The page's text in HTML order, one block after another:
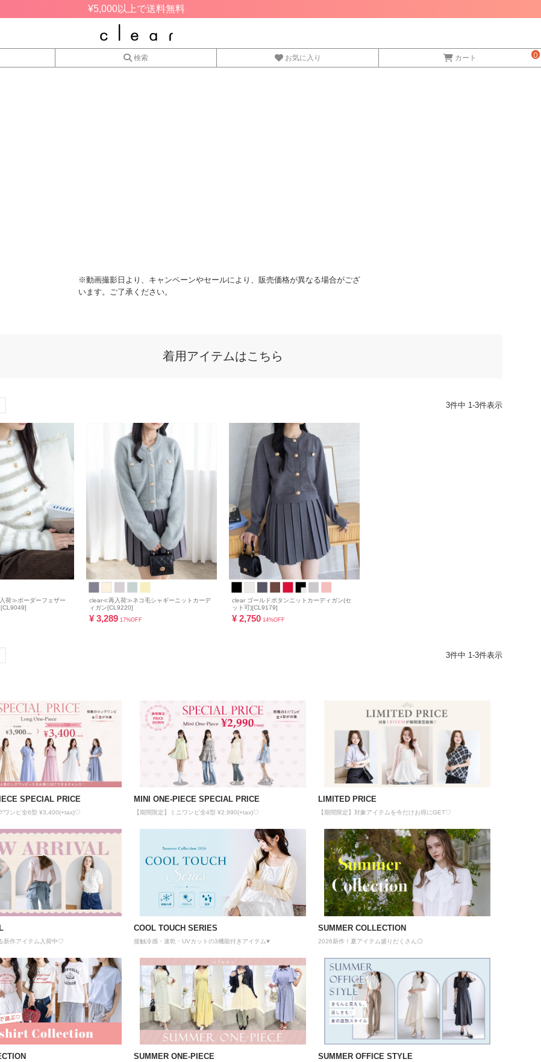
¥5,000以上で送料無料
検索 お気に入り カート 0
※動画撮影日より、キャンペーンやセールにより、販売価格が異なる場合がござ
います。ご了承ください。
着用アイテムはこちら
3件中 1-3件表示
荷≫ボーダーフェザー
[CL9049]
clear≪再入荷≫ネコ毛シャギーニットカーデ
ィガン[CL9220]
¥ 3,289 17%OFF
clear ゴールドボタンニットカーディガン(セ
ット可)[CL9179]
¥ 2,750 14%OFF
3件中 1 -3件表示
SPECIAL PRICE
ワンピ全6型 ¥3,400(+tax)♡
MINI ONE-PIECE SPECIAL PRICE
【期間限定】ミニワンピ全4型 ¥2,990(+tax)♡
LIMITED PRICE
【期間限定】対象アイテムを今だけお得にGET♡
新作アイテム入荷中♡
COOL TOUCH SERIES
接触冷感・速乾・UVカットの3機能付きアイテム♥
SUMMER COLLECTION
2026新作！夏アイテム盛りだくさん◎
SUMMER ONE-PIECE SUMMER OFFICE STYLE